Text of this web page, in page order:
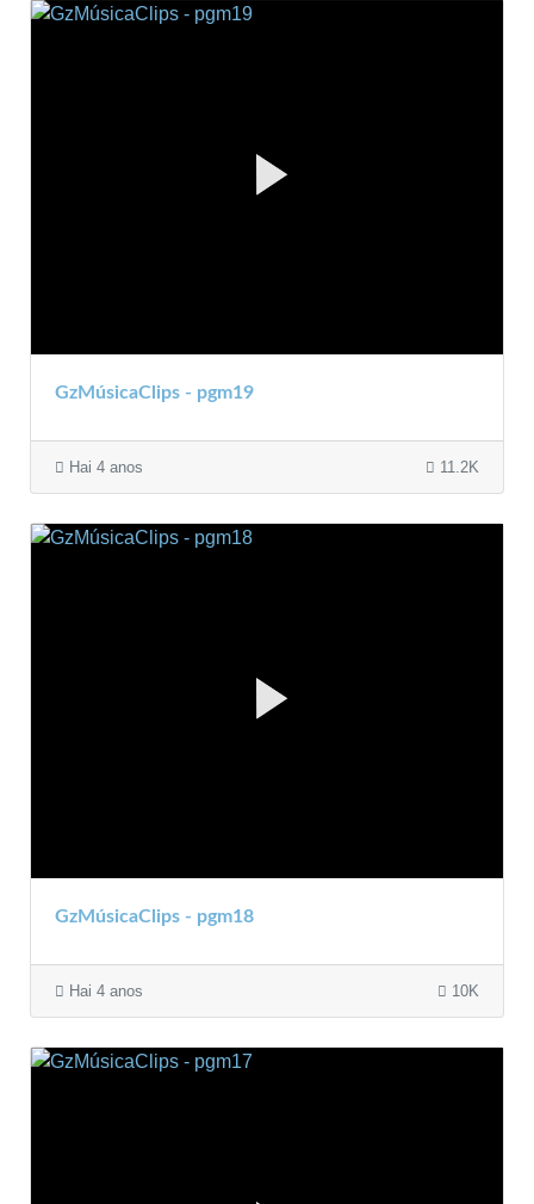
GzMúsicaClips - pgm19
Hai 4 anos 11.2K
GzMúsicaClips - pgm18
Hai 4 anos 10K